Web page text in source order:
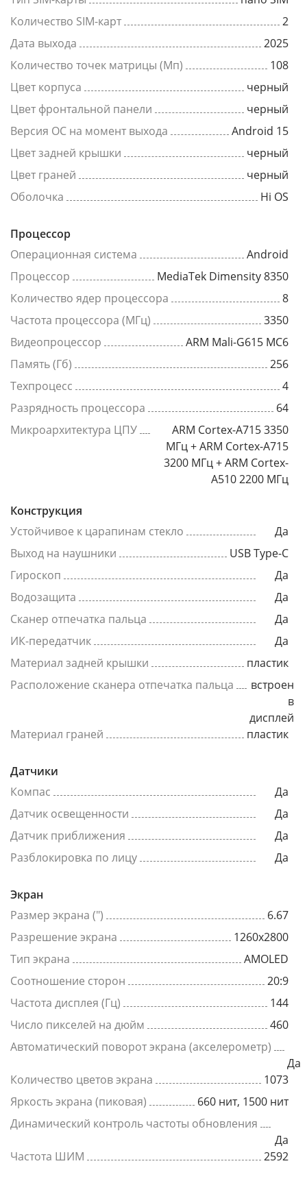
Количество SIM-карт
2
Дата выхода
2025
Количество точек матрицы (Мп)
108
Цвет корпуса
черный
Цвет фронтальной панели
черный
Версия ОС на момент выхода
Android 15
Цвет задней крышки
черный
Цвет граней
черный
Оболочка
Hi OS
Процессор
Операционная система
Android
Процессор
MediaTek Dimensity 8350
Количество ядер процессора
8
Частота процессора (МГц)
3350
Видеопроцессор
ARM Mali-G615 MC6
Память (Гб)
256
Техпроцесс
4
Разрядность процессора
64
Микроархитектура ЦПУ
ARM Cortex-A715 3350
МГц + ARM Cortex-A715
3200 МГц + ARM Cortex-
A510 2200 МГц
Конструкция
Устойчивое к царапинам стекло
Да
Выход на наушники
USB Type-C
Гироскоп
Да
Водозащита
Да
Сканер отпечатка пальца
Да
ИК-передатчик
Да
Материал задней крышки
пластик
Расположение сканера отпечатка пальца
встроен
в
дисплей
Материал граней
пластик
Датчики
Компас
Да
Датчик освещенности
Да
Датчик приближения
Да
Разблокировка по лицу
Да
Экран
Размер экрана (")
6.67
Разрешение экрана
1260x2800
Тип экрана
AMOLED
Соотношение сторон
20:9
Частота дисплея (Гц)
144
Число пикселей на дюйм
460
Автоматический поворот экрана (акселерометр)
Да
Количество цветов экрана
1073
Яркость экрана (пиковая)
660 нит, 1500 нит
Динамический контроль частоты обновления
Да
Частота ШИМ
2592